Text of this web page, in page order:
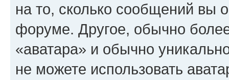
на то, сколько сообщений вы
форуме. Другое, обычно
«аватара» и обычно
не можете использовать